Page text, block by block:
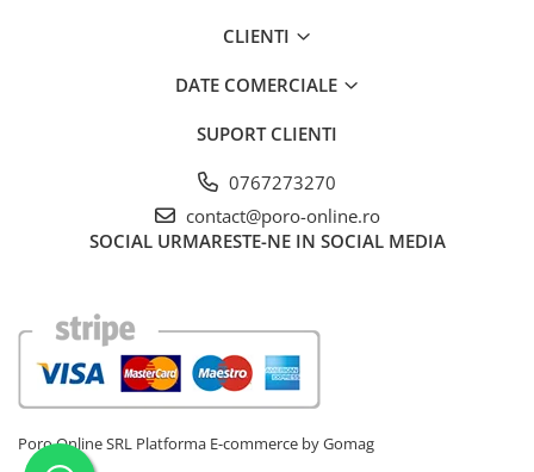
CLIENTI
DATE COMERCIALE
SUPORT CLIENTI
0767273270
contact@poro-online.ro
SOCIAL URMARESTE-NE IN SOCIAL MEDIA
Poro Online SRL Platforma E-commerce by Gomag